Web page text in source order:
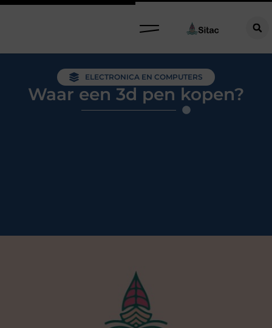
ELECTRONICA EN COMPUTERS
Waar een 3d pen kopen?